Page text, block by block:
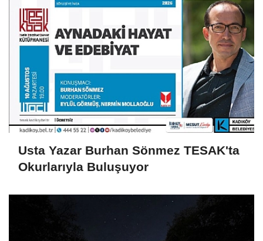
Usta Yazar Burhan Sönmez TESAK'ta
Okurlarıyla Buluşuyor